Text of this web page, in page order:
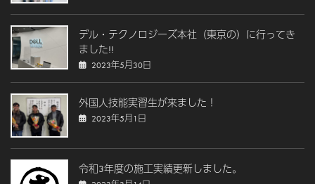
デル・テクノロジーズ本社（東京の）に行ってき
ました!!
2023年5月30日
外国人技能実習生が来ました！
2023年5月1日
令和3年度の施工実績更新しました。